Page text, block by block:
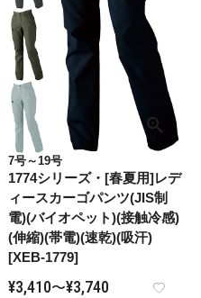
7号～19号
1774シリーズ・[春夏用]レデ
ィースカーゴパンツ(JIS制
電)(バイオペット)(接触冷感)
(伸縮)(帯電)(速乾)(吸汗)
[XEB-1779]
¥3,410〜¥3,740